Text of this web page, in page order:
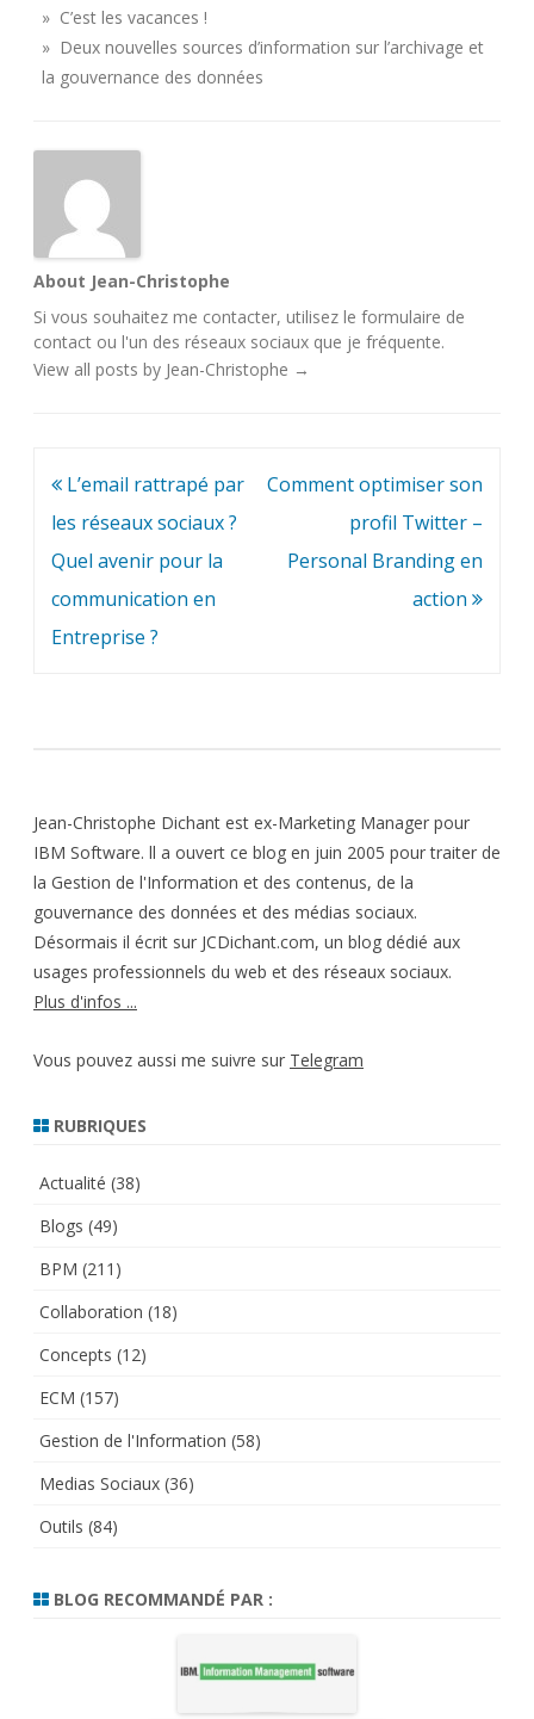
» C’est les vacances !
» Deux nouvelles sources d’information sur l’archivage et
la gouvernance des données
About Jean-Christophe
Si vous souhaitez me contacter, utilisez le formulaire de
contact ou l'un des réseaux sociaux que je fréquente.
View all posts by Jean-Christophe →
Navigation
de
l’article
L’email rattrapé par
les réseaux sociaux ?
Quel avenir pour la
communication en
Entreprise ?
Comment optimiser son
profil Twitter –
Personal Branding en
action
Jean-Christophe Dichant est ex-Marketing Manager pour
IBM Software. ll a ouvert ce blog en juin 2005 pour traiter de
la Gestion de l'Information et des contenus, de la
gouvernance des données et des médias sociaux.
Désormais il écrit sur JCDichant.com, un blog dédié aux
usages professionnels du web et des réseaux sociaux.
Plus d'infos ...
Vous pouvez aussi me suivre sur Telegram
RUBRIQUES
Actualité (38)
Blogs (49)
BPM (211)
Collaboration (18)
Concepts (12)
ECM (157)
Gestion de l'Information (58)
Medias Sociaux (36)
Outils (84)
BLOG RECOMMANDÉ PAR :